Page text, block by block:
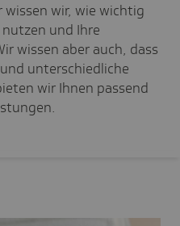
wir, wie wichtig
und Ihre
wissen aber auch, dass
unterschiedliche
wir Ihnen passend